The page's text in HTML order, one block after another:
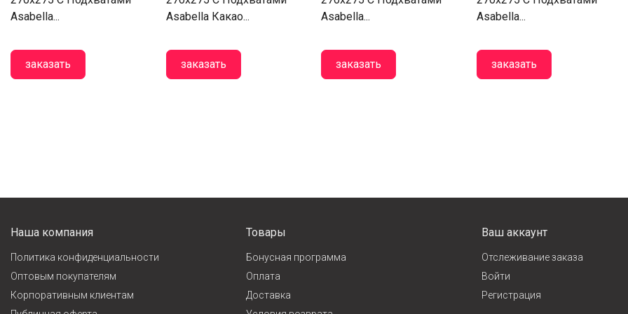
Asabella...
заказать
Asabella Какао...
заказать
Asabella...
заказать
Asabella...
заказать
Наша компания
Политика конфиденциальности
Оптовым покупателям
Корпоративным клиентам
Товары
Бонусная программа
Оплата
Доставка
Ваш аккаунт
Отслеживание заказа
Войти
Регистрация